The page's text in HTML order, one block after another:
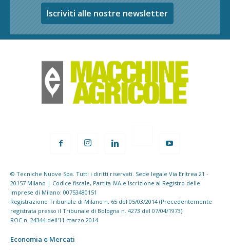
Iscriviti alle nostre newsletter
© Tecniche Nuove Spa. Tutti i diritti riservati. Sede legale Via Eritrea 21 -
20157 Milano | Codice fiscale, Partita IVA e Iscrizione al Registro delle
imprese di Milano: 00753480151
Registrazione Tribunale di Milano n. 65 del 05/03/2014 (Precedentemente
registrata presso il Tribunale di Bologna n. 4273 del 07/04/1973)
ROC n. 24344 dell'11 marzo 2014
Economia e Mercati